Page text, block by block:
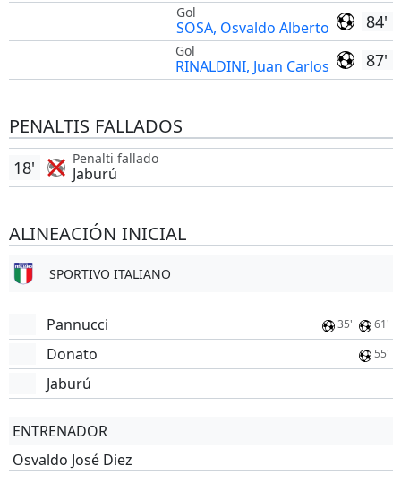
84'
Gol
SOSA, Osvaldo Alberto
87'
Gol
RINALDINI, Juan Carlos
PENALTIS FALLADOS
Penalti fallado
Jaburú
18'
ALINEACIÓN INICIAL
SPORTIVO ITALIANO
Pannucci 35' 61'
Donato 55'
Jaburú
ENTRENADOR
Osvaldo José Diez